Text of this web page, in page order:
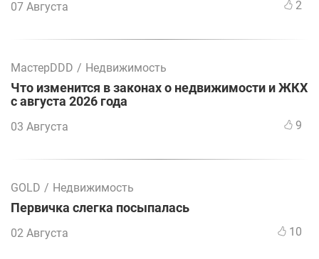
07 Августа 2
МастерDDD / Недвижимость
Что изменится в законах о недвижимости и ЖКХ
с августа 2026 года
03 Августа 9
GOLD / Недвижимость
Первичка слегка посыпалась
02 Августа 10